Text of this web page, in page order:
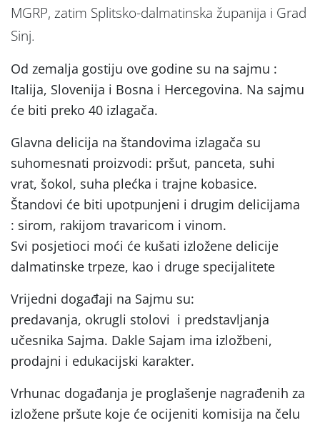
MGRP, zatim Splitsko-dalmatinska županija i Grad
Sinj.
Od zemalja gostiju ove godine su na sajmu :
Italija, Slovenija i Bosna i Hercegovina. Na sajmu
će biti preko 40 izlagača.
Glavna delicija na štandovima izlagača su
suhomesnati proizvodi: pršut, panceta, suhi
vrat, šokol, suha plećka i trajne kobasice.
Štandovi će biti upotpunjeni i drugim delicijama
: sirom, rakijom travaricom i vinom.
Svi posjetioci moći će kušati izložene delicije
dalmatinske trpeze, kao i druge specijalitete
Vrijedni događaji na Sajmu su:
predavanja, okrugli stolovi i predstavljanja
učesnika Sajma. Dakle Sajam ima izložbeni,
prodajni i edukacijski karakter.
Vrhunac događanja je proglašenje nagrađenih za
izložene pršute koje će ocijeniti komisija na čelu